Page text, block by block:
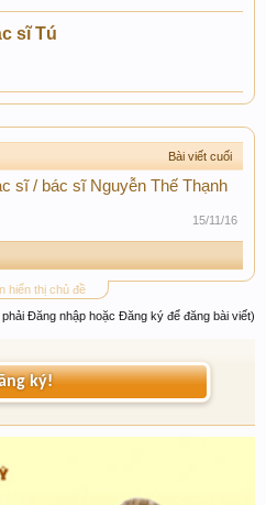
sĩ Tú
Bài viết cuối
sĩ / bác sĩ Nguyễn Thế Thạnh
15/11/16
hiển thị chủ đề
phải Đăng nhập hoặc Đăng ký để đăng bài viết)
ký!